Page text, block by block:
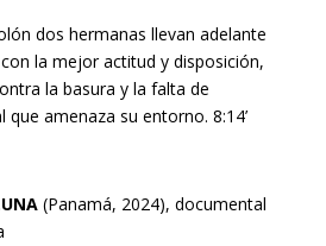
dos hermanas llevan adelante
la mejor actitud y disposición,
la basura y la falta de
amenaza su entorno. 8:14’
(Panamá, 2024), documental